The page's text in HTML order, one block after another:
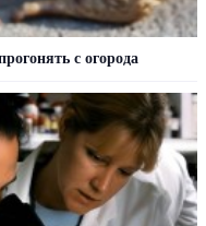
с огорода